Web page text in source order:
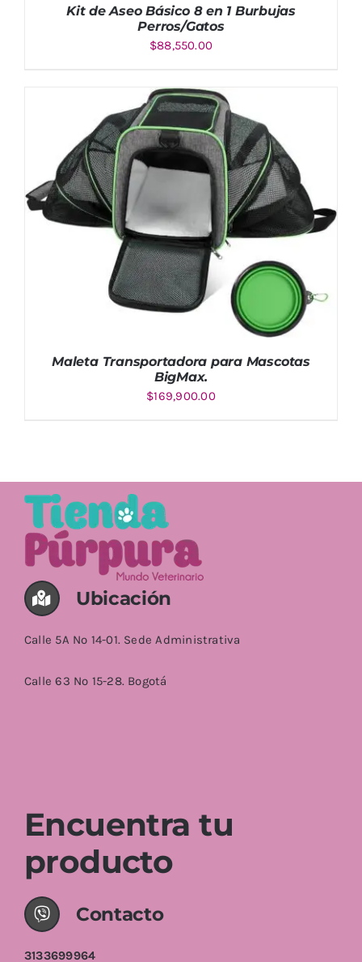
AÑADIR AL CARRITO / DETALLES
Kit de Aseo Básico 8 en 1 Burbujas
Perros/Gatos
$88,550.00
con5.00de
Maleta Transportadora para Mascotas
BigMax.
$169,900.00
Ubicación
Calle 5A No 14-01. Sede Administrativa
Calle 63 No 15-28. Bogotá
Encuentra tu
producto
Contacto
3133699964